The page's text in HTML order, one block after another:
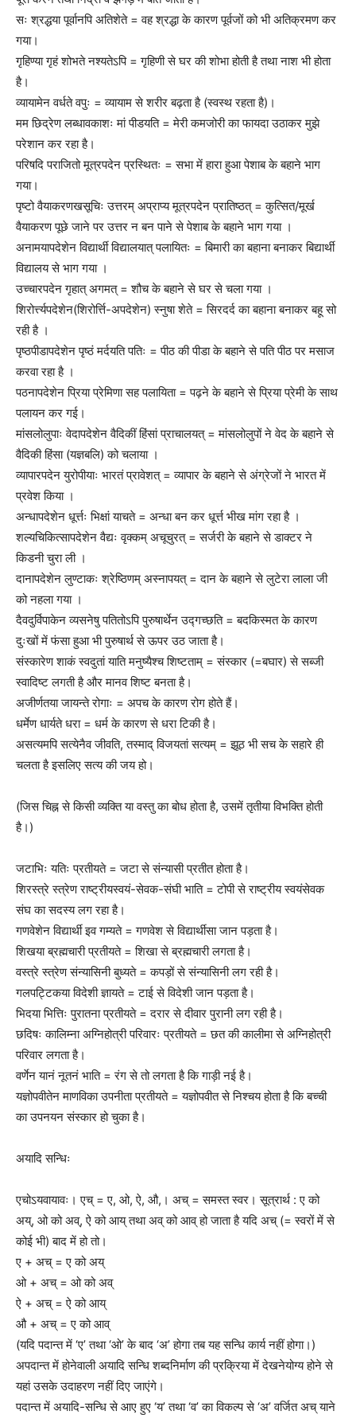
सः श्रद्धया पूर्वानपि अतिशेते = वह श्रद्धा के कारण पूर्वजों को भी अतिक्रमण कर
गया।
गृहिण्या गृहं शोभते नश्यतेऽपि = गृहिणी से घर की शोभा होती है तथा नाश भी होता
है।
व्यायामेन वर्धते वपुः = व्यायाम से शरीर बढ़ता है (स्वस्थ रहता है)।
मम छिद्रेण लब्धावकाशः मां पीडयति = मेरी कमजोरी का फायदा उठाकर मुझे
परेशान कर रहा है।
परिषदि पराजितो मूत्रपदेन प्रस्थितः = सभा में हारा हुआ पेशाब के बहाने भाग
गया।
पृष्टो वैयाकरणखसूचिः उत्तरम् अप्राप्य मूत्रपदेन प्रातिष्ठत् = कुत्सित/मूर्ख
वैयाकरण पूछे जाने पर उत्तर न बन पाने से पेशाब के बहाने भाग गया ।
अनामयापदेशेन विद्यार्थी विद्यालयात् पलायितः = बिमारी का बहाना बनाकर बिद्यार्थी
विद्यालय से भाग गया ।
उच्चारपदेन गृहात् अगमत् = शौच के बहाने से घर से चला गया ।
शिरोर्त्त्यपदेशेन(शिरोर्त्ति-अपदेशेन) स्नुषा शेते = सिरदर्द का बहाना बनाकर बहू सो
रही है ।
पृष्ठपीडापदेशेन पृष्ठं मर्दयति पतिः = पीठ की पीडा के बहाने से पति पीठ पर मसाज
करवा रहा है ।
पठनापदेशेन प्रिया प्रेमिणा सह पलायिता = पढ़ने के बहाने से प्रिया प्रेमी के साथ
पलायन कर गई।
मांसलोलुपाः वेदापदेशेन वैदिकीं हिंसां प्राचालयत् = मांसलोलुपों ने वेद के बहाने से
वैदिकी हिंसा (यज्ञबलि) को चलाया ।
व्यापारपदेन युरोपीयाः भारतं प्रावेशत् = व्यापार के बहाने से अंग्रेजों ने भारत में
प्रवेश किया ।
अन्धापदेशेन धूर्त्तः भिक्षां याचते = अन्धा बन कर धूर्त्त भीख मांग रहा है ।
शल्यचिकित्सापदेशेन वैद्यः वृक्कम् अचूचुरत् = सर्जरी के बहाने से डाक्टर ने
किडनी चुरा ली ।
दानापदेशेन लुण्टाकः श्रेष्ठिणम् अस्नापयत् = दान के बहाने से लुटेरा लाला जी
को नहला गया ।
दैवदुर्विपाकेन व्यसनेषु पतितोऽपि पुरुषार्थेन उद्गच्छति = बदकिस्मत के कारण
दुःखों में फंसा हुआ भी पुरुषार्थ से ऊपर उठ जाता है।
संस्कारेण शाकं स्वदुतां याति मनुष्यैश्च शिष्टताम् = संस्कार (=बघार) से सब्जी
स्वादिष्ट लगती है और मानव शिष्ट बनता है।
अजीर्णतया जायन्ते रोगाः = अपच के कारण रोग होते हैं।
धर्मेण धार्यते धरा = धर्म के कारण से धरा टिकी है।
असत्यमपि सत्येनैव जीवति, तस्माद् विजयतां सत्यम् = झूठ भी सच के सहारे ही
चलता है इसलिए सत्य की जय हो।
(जिस चिह्न से किसी व्यक्ति या वस्तु का बोध होता है, उसमें तृतीया विभक्ति होती
है।)
जटाभिः यतिः प्रतीयते = जटा से संन्यासी प्रतीत होता है।
शिरस्त्रे स्त्रेण राष्ट्रीयस्वयं-सेवक-संघी भाति = टोपी से राष्ट्रीय स्वयंसेवक
संघ का सदस्य लग रहा है।
गणवेशेन विद्यार्थी इव गम्यते = गणवेश से विद्यार्थीसा जान पड़ता है।
शिखया ब्रह्मचारी प्रतीयते = शिखा से ब्रह्मचारी लगता है।
वस्त्रे स्त्रेण संन्यासिनी बुध्यते = कपड़ों से संन्यासिनी लग रही है।
गलपट्टिकया विदेशी ज्ञायते = टाई से विदेशी जान पड़ता है।
भिदया भित्तिः पुरातना प्रतीयते = दरार से दीवार पुरानी लग रही है।
छदिषः कालिम्ना अग्निहोत्री परिवारः प्रतीयते = छत की कालीमा से अग्निहोत्री
परिवार लगता है।
वर्णेन यानं नूतनं भाति = रंग से तो लगता है कि गाड़ी नई है।
यज्ञोपवीतेन माणविका उपनीता प्रतीयते = यज्ञोपवीत से निश्चय होता है कि बच्ची
का उपनयन संस्कार हो चुका है।
अयादि सन्धिः
एचोऽयवायावः। एच् = ए, ओ, ऐ, औ,। अच् = समस्त स्वर। सूत्रार्थ : ए को
अय्, ओ को अव्, ऐ को आय् तथा अव् को आव् हो जाता है यदि अच् (= स्वरों में से
कोई भी) बाद में हो तो।
ए + अच् = ए को अय्
ओ + अच् = ओ को अव्
ऐ + अच् = ऐ को आय्
औ + अच् = ए को आव्
(यदि पदान्त में ‘ए’ तथा ‘ओ’ के बाद ‘अ’ होगा तब यह सन्धि कार्य नहीं होगा।)
अपदान्त में होनेवाली अयादि सन्धि शब्दनिर्माण की प्रक्रिया में देखनेयोग्य होने से
यहां उसके उदाहरण नहीं दिए जाएंगे।
पदान्त में अयादि-सन्धि से आए हुए ‘य’ तथा ‘व’ का विकल्प से ‘अ’ वर्जित अच् याने